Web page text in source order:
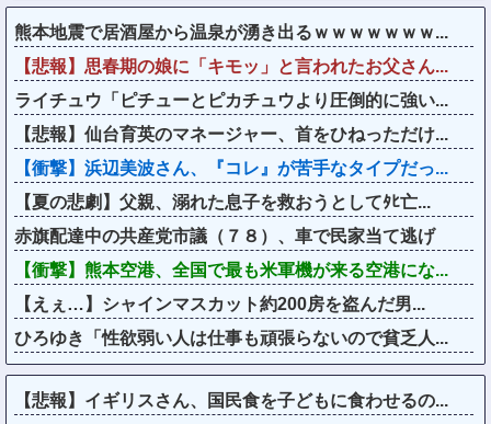
熊本地震で居酒屋から温泉が湧き出るｗｗｗｗｗｗｗ...
【悲報】思春期の娘に「キモッ」と言われたお父さん...
ライチュウ「ピチューとピカチュウより圧倒的に強い...
【悲報】仙台育英のマネージャー、首をひねっただけ...
【衝撃】浜辺美波さん、『コレ』が苦手なタイプだっ...
【夏の悲劇】父親、溺れた息子を救おうとしてﾀﾋ亡...
赤旗配達中の共産党市議（７８）、車で民家当て逃げ
【衝撃】熊本空港、全国で最も米軍機が来る空港にな...
【えぇ…】シャインマスカット約200房を盗んだ男...
ひろゆき「性欲弱い人は仕事も頑張らないので貧乏人...
【悲報】イギリスさん、国民食を子どもに食わせるの...